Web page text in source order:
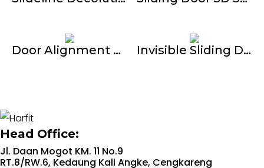
Door Alignment G-914 Invisible Sliding Door G-209
Head Office:
Jl. Daan Mogot KM. 11 No.9
RT.8/RW.6, Kedaung Kali Angke, Cengkareng